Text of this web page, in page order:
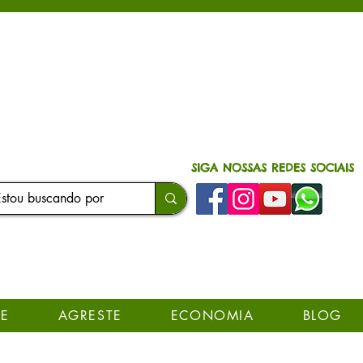
SIGA NOSSAS REDES SOCIAIS
AGRESTE ECONOMIA BLOG